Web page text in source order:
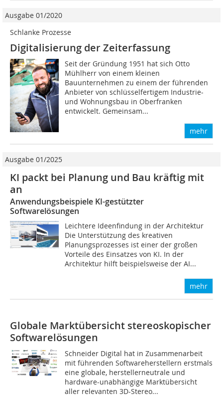
Ausgabe 01/2020
Schlanke Prozesse
Digitalisierung der Zeiterfassung
Seit der Gründung 1951 hat sich Otto
Mühlherr von einem kleinen
Bauunternehmen zu einem der führenden
Anbieter von schlüsselfertigem Industrie-
und Wohnungsbau in Oberfranken
entwickelt. Gemeinsam...
mehr
Ausgabe 01/2025
KI packt bei Planung und Bau kräftig mit
an
Anwendungsbeispiele KI-gestützter
Softwarelösungen
Leichtere Ideenfindung in der Architektur
Die Unterstützung des kreativen
Planungsprozesses ist einer der großen
Vorteile des Einsatzes von KI. In der
Architektur hilft beispielsweise der AI...
mehr
Globale Marktübersicht stereoskopischer
Softwarelösungen
Schneider Digital hat in Zusammenarbeit
mit führenden Softwareherstellern erstmals
eine globale, herstellerneutrale und
hardware-unabhängige Marktübersicht
aller relevanten 3D-Stereo...